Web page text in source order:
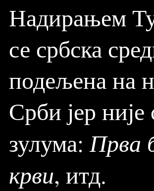
Надирањем
се србска
подељена на
Срби јер
зулума:Прва
крви, итд.